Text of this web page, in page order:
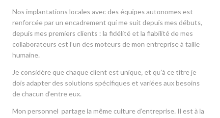
Nos implantations locales avec des équipes autonomes est
renforcée par un encadrement qui me suit depuis mes débuts,
depuis mes premiers clients : la fidélité et la fiabilité de mes
collaborateurs est l’un des moteurs de mon entreprise à taille
humaine.
Je considère que chaque client est unique, et qu’à ce titre je
dois adapter des solutions spécifiques et variées aux besoins
de chacun d’entre eux.
Mon personnel partage la même culture d’entreprise. Il est à la